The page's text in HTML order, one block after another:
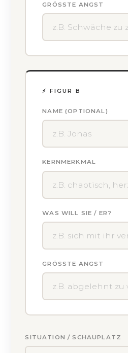
GRÖSSTE ANGST
⚡ FIGUR B
NAME (OPTIONAL)
KERNMERKMAL
WAS WILL SIE / ER?
GRÖSSTE ANGST
SITUATION / SCHAUPLATZ